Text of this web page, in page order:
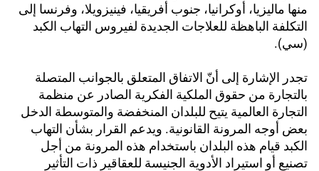
منها ماليزيا، أوكرانيا، جنوب أفريقيا، فينيزويلا، وفرنسا إلى
التكلفة الباهظة للعلاجات الجديدة لفيروس التهاب الكبد
(سي).
تجدر الإشارة إلى أنّ الاتفاق المتعلق بالجوانب المتصلة
بالتجارة من حقوق الملكية الفكرية الصادر عن منظمة
التجارة العالمية يتيح للبلدان المنخفضة والمتوسطة الدخل
بعض أوجه المرونة القانونية. ويدعم القرار بشأن التهاب
الكبد قيام هذه البلدان باستخدام هذه المرونة من أجل
تصنيع أو استيراد الأدوية الجنيسة للعقاقير ذات التأثير